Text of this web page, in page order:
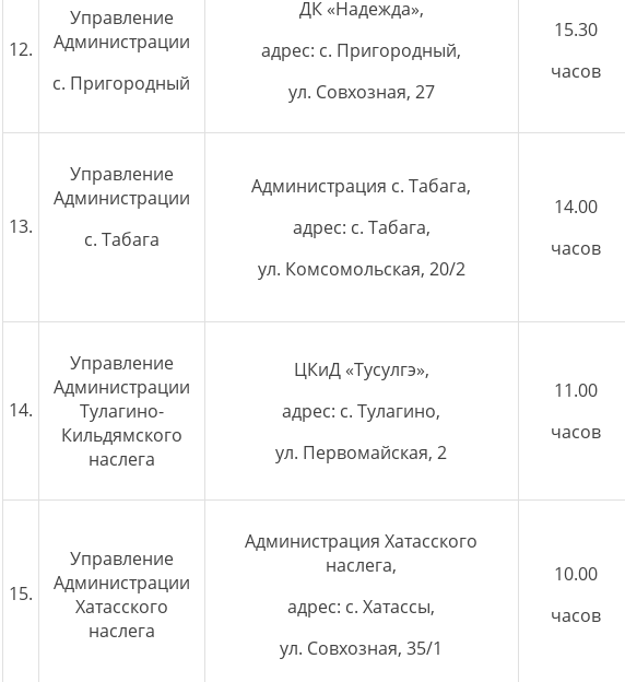
12.
Управление
Администрации
с. Пригородный
ДК «Надежда»,
адрес: с. Пригородный,
ул. Совхозная, 27
15.30
часов
13.
Управление
Администрации
с. Табага
Администрация с. Табага,
адрес: с. Табага,
ул. Комсомольская, 20/2
14.00
часов
14.
Управление
Администрации
Тулагино-
Кильдямского
наслега
ЦКиД «Тусулгэ»,
адрес: с. Тулагино,
ул. Первомайская, 2
11.00
часов
15.
Управление
Администрации
Хатасского
наслега
Администрация Хатасского
наслега,
адрес: с. Хатассы,
ул. Совхозная, 35/1
10.00
часов